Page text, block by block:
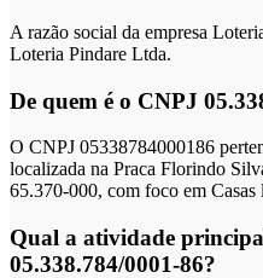
A razão social da empresa
Loteria Pindare Ltda.
De quem é o CNPJ
O CNPJ 05338784000186
localizada na Praca Florindo
65.370-000, com foco em
Qual a atividade
05.338.784/0001-86?